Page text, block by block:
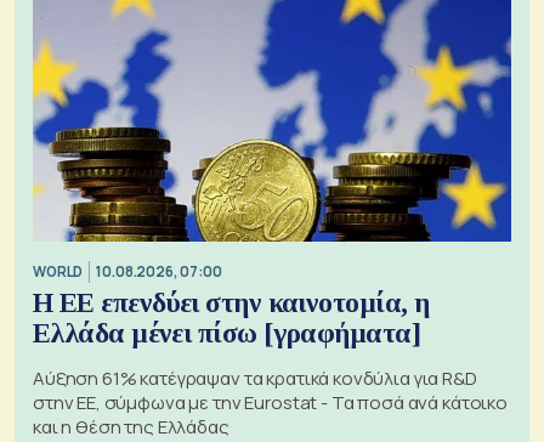
WORLD 10.08.2026, 07:00
Η ΕΕ επενδύει στην καινοτομία, η
Ελλάδα μένει πίσω [γραφήματα]
Αύξηση 61% κατέγραψαν τα κρατικά κονδύλια για R&D
στην ΕΕ, σύμφωνα με την Eurostat - Τα ποσά ανά κάτοικο
και η θέση της Ελλάδας